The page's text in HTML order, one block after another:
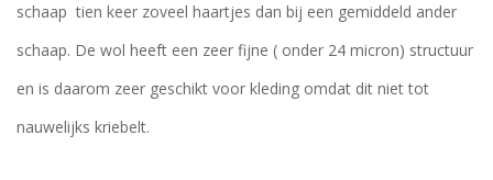
schaap tien keer zoveel haartjes dan bij een gemiddeld ander
schaap. De wol heeft een zeer fijne ( onder 24 micron) structuur
en is daarom zeer geschikt voor kleding omdat dit niet tot
nauwelijks kriebelt.